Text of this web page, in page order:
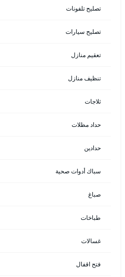
تصليح تلفونات
تصليح سيارات
تعقيم منازل
تنظيف منازل
ثلاجات
حداد مظلات
حدادين
سباك أدوات صحية
صباغ
طباخات
غسالات
فتح اقفال